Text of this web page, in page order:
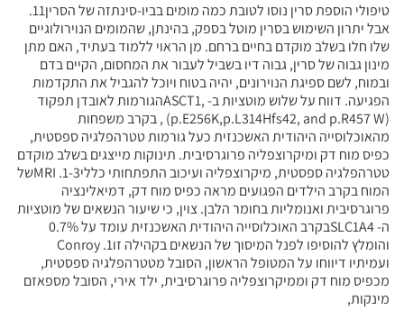
טיפולי הוספת סרין נוסו לטובת כמה מומים בביו-סינתזה של הסרין11.
אבל יתרון השימוש בסרין מוטל בספק, בהינתן, שהמומים הנוירולוגיים
שלו חלו בשלב מוקדם בחיים ברחם. מן הראוי ללמוד בעתיד, האם מתן
מינון גבוה של סרין, גבוה דיו בשביל לעבור את המחסום, הקיים בדם
ובמוח, לשם ספיגת הנוירונים, יהיה בטוח ויוכל להגביל את התקדמות
הפגיעה. דווח על שלוש מוטציות ב- ,ASCT1הגורמות לאובדן תפקוד
(p.E256K,p.L314Hfs42, and p.R457 W) , בקרב משפחות
מהאוכלוסייה היהודית האשכנזית כעל גורמות טטרהפלגיה ספסטית,
כפיס מוח דק ומיקרוצפליה פרוגרסיבית. תינוקות מייצגים בשלב מוקדם
טטרהפלגיה ספסטית, מיקרוצפליה ועיכוב התפתחותי כללי1-3. MRIשל
המוח בקרב הילדים הפגועים מראה כפיס מוח דק, דמיאלינציה
פרוגרסיבית ואנומליות בחומר הלבן. צוין, כי שיעור הנשאים של מוטציות
ה- SLC1A4בקרב האוכלוסייה היהודית האשכנזית עומד על 0.7%
והומלץ להוסיפו לפנל המיסוך של הנשאים בקהילה זו1. Conroy
ועמיתיו דיווחו על המטופל הראשון, הסובל מטטרהפלגיה ספסטית,
מכפיס מוח דק וממיקרוצפליה פרוגרסיבית, ילד אירי, הסובל מספאזם
מינקות,